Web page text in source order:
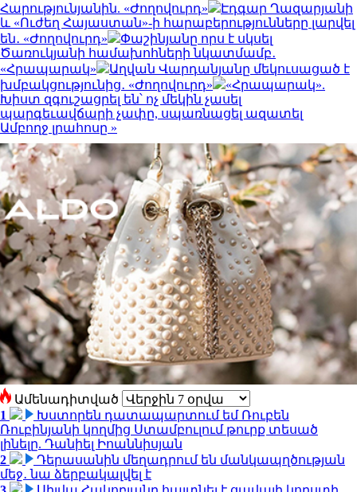
Հարությունյանին. «Ժողովուրդ»
Էդգար Ղազարյանի
և «Ուժեղ Հայաստան»-ի հարաբերությունները լարվել
են․ «Ժողովուրդ»
Փաշինյանը որս է սկսել
Ծառուկյանի համախոհների նկատմամբ․
«Հրապարակ»
Աղվան Վարդանյանը մեկուսացած է
խմբակցությունից․ «Ժողովուրդ»
«Հրապարակ».
Խիստ զգուշացրել են՝ ոչ մեկին չասել
պարգեւավճարի չափը, սպառնացել ազատել
Ամբողջ լրահոսը »
Ամենադիտված
1
Խստորեն դատապարտում եմ Ռուբեն
Ռուբինյանի կողմից Ստամբուլում թուրք տեսած
լինելը. Դանիել Իոաննիսյան
2
Դերասանին մեղադրում են մանկապղծության
մեջ․ նա ձերբակալվել է